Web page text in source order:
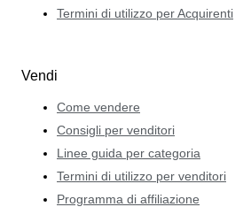
Termini di utilizzo per Acquirenti
Vendi
Come vendere
Consigli per venditori
Linee guida per categoria
Termini di utilizzo per venditori
Programma di affiliazione